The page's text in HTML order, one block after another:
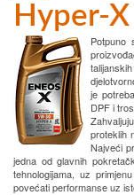
Hyper-X
Potpuno
je
DPF i
proteklih
Najveći
jedna od glavnih
tehnologijama, uz
povećati performanse uz